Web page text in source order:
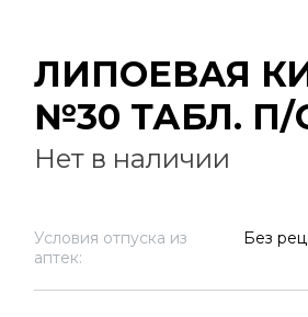
ЛИПОЕВАЯ
№30 ТАБЛ. П/
Нет в наличии
Условия отпуска из
аптек:
Без